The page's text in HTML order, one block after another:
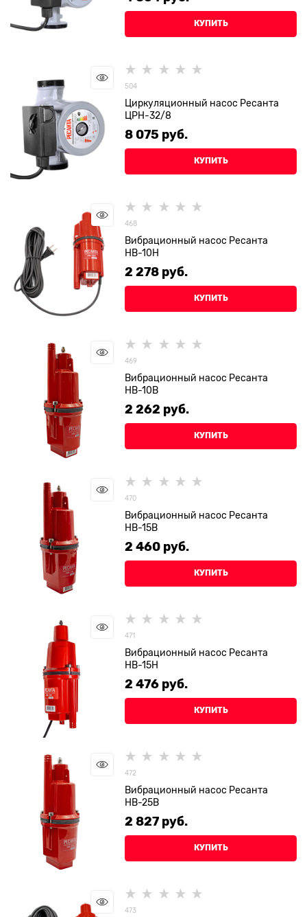
КУПИТЬ
504
Циркуляционный насос Ресанта
ЦРН-32/8
8 075 руб.
КУПИТЬ
468
Вибрационный насос Ресанта
НВ-10Н
2 278 руб.
КУПИТЬ
469
Вибрационный насос Ресанта
НВ-10В
2 262 руб.
КУПИТЬ
470
Вибрационный насос Ресанта
НВ-15В
2 460 руб.
КУПИТЬ
471
Вибрационный насос Ресанта
НВ-15Н
2 476 руб.
КУПИТЬ
472
Вибрационный насос Ресанта
НВ-25В
2 827 руб.
КУПИТЬ
473